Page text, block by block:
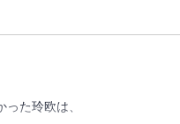
くのしかかって・・・！？
た玲欧は、